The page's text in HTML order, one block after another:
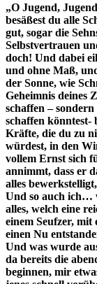
„O Jugend,
besäßest du alle
gut, sogar die
Selbstvertrauen
doch! Und dabei
und ohne Maß,
der Sonne, wie
Geheimnis deines
schaffen –
schaffen könntest-
Kräfte, die du zu
würdest, in den
vollem Ernst sich
annimmt, dass er
alles
Und so auch ich…
alles, welch eine
einem Seufzer,
einen Nu
Und was wurde
da bereits die
beginnen, mir